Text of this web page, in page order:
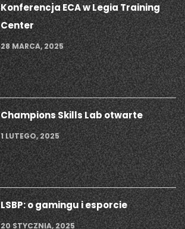
Konferencja ECA w Legia Training
Center
28 MARCA, 2025
Champions Skills Lab otwarte
1 LUTEGO, 2025
LSBP: o gamingu i esporcie
20 STYCZNIA, 2025